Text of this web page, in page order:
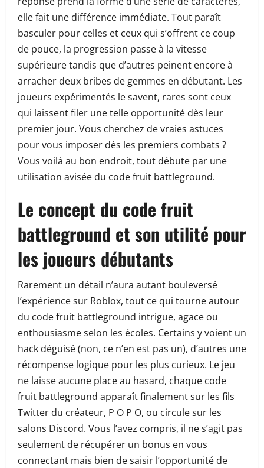
elle fait une différence immédiate. Tout paraît
basculer pour celles et ceux qui s’offrent ce coup
de pouce, la progression passe à la vitesse
supérieure tandis que d’autres peinent encore à
arracher deux bribes de gemmes en débutant. Les
joueurs expérimentés le savent, rares sont ceux
qui laissent filer une telle opportunité dès leur
premier jour. Vous cherchez de vraies astuces
pour vous imposer dès les premiers combats ?
Vous voilà au bon endroit, tout débute par une
utilisation avisée du code fruit battleground.
Le concept du code fruit
battleground et son utilité pour
les joueurs débutants
Rarement un détail n’aura autant bouleversé
l’expérience sur Roblox, tout ce qui tourne autour
du code fruit battleground intrigue, agace ou
enthousiasme selon les écoles. Certains y voient un
hack déguisé (non, ce n’en est pas un), d’autres une
récompense logique pour les plus curieux. Le jeu
ne laisse aucune place au hasard, chaque code
fruit battleground apparaît finalement sur les fils
Twitter du créateur, P O P O, ou circule sur les
salons Discord. Vous l’avez compris, il ne s’agit pas
seulement de récupérer un bonus en vous
connectant mais bien de saisir l’opportunité de